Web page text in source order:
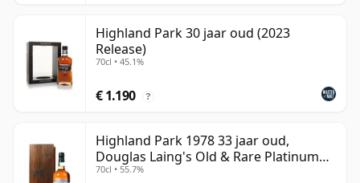
Highland Park 30 jaar oud (2023
Release)
70cl • 45.1%
€ 1.190 ?
Highland Park 1978 33 jaar oud,
Douglas Laing's Old & Rare Platinum
Selection 2011 Bottling
70cl • 55.7%